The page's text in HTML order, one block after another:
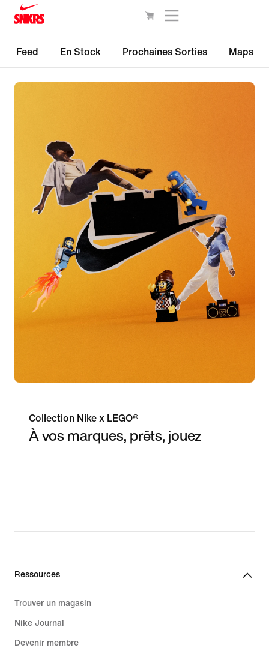
Feed En Stock Prochaines Sorties Maps
Collection Nike x LEGO®
À vos marques, prêts, jouez
Ressources
Trouver un magasin
Nike Journal
Devenir membre